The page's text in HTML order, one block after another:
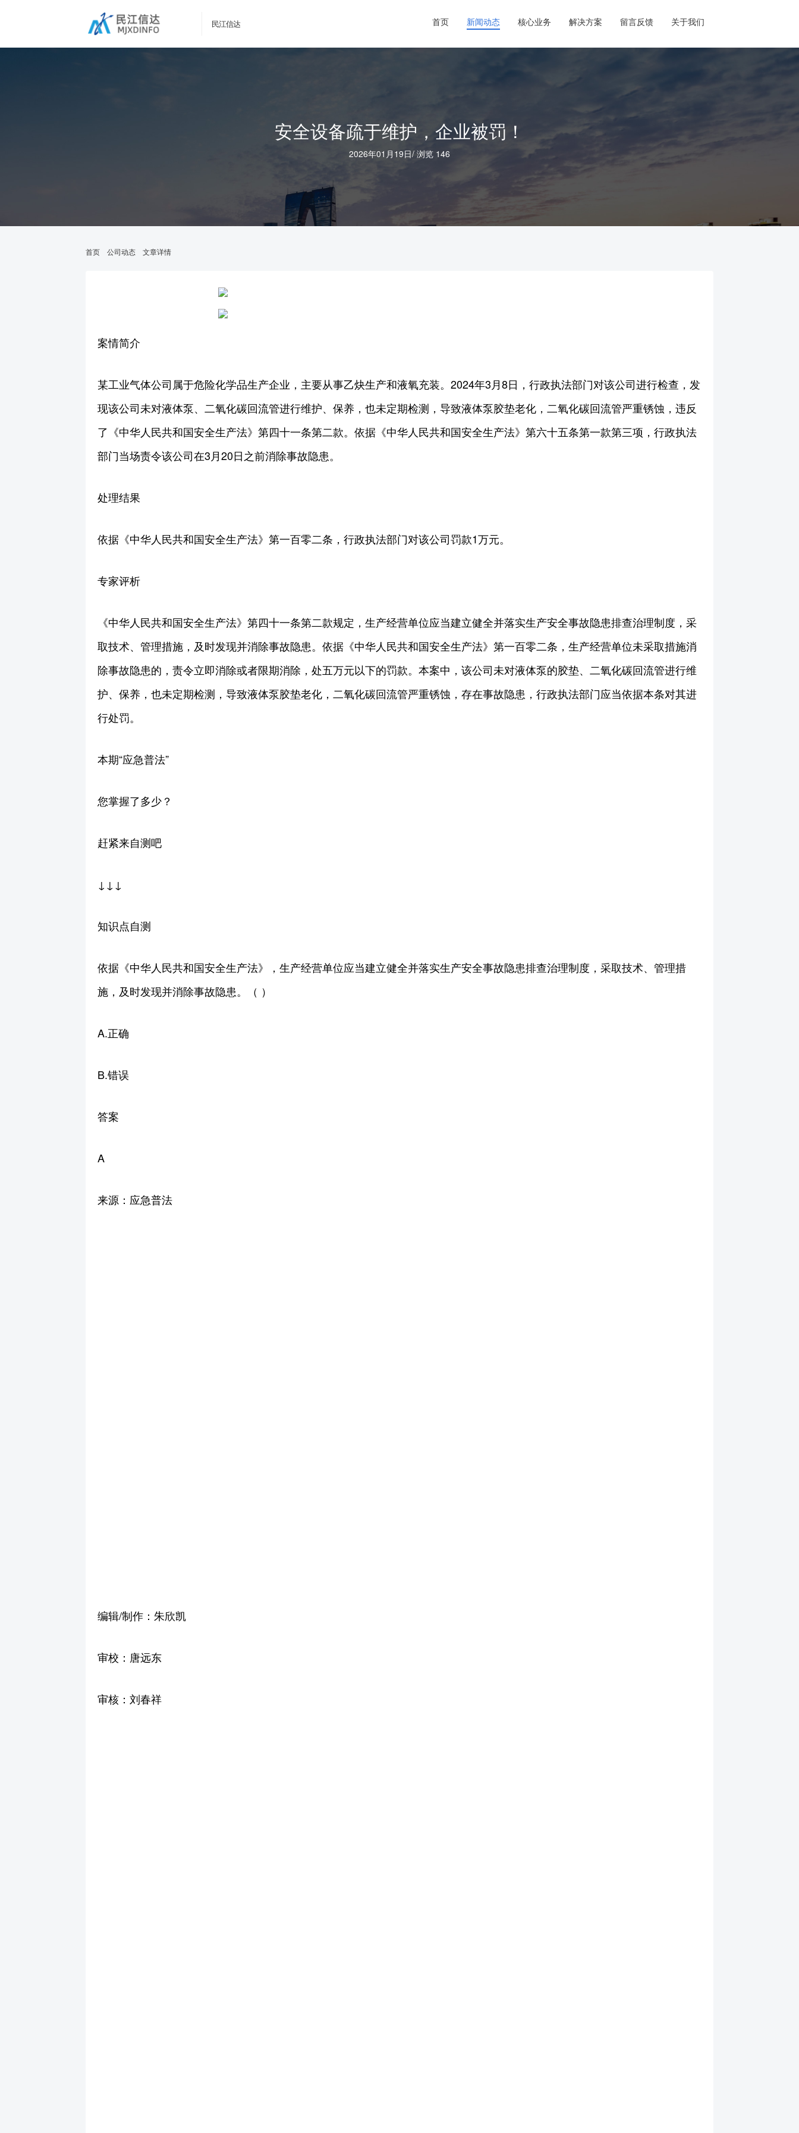
民江信达 首页 新闻动态 核心业务 解决方案 留言反馈 关于我们
安全设备疏于维护，企业被罚！
2026年01月19日/ 浏览 146
首页 公司动态 文章详情
案情简介
某工业气体公司属于危险化学品生产企业，主要从事乙炔生产和液氧充装。2024年3月8日，行政执法部门对该公司进行检查，发
现该公司未对液体泵、二氧化碳回流管进行维护、保养，也未定期检测，导致液体泵胶垫老化，二氧化碳回流管严重锈蚀，违反
了《中华人民共和国安全生产法》第四十一条第二款。依据《中华人民共和国安全生产法》第六十五条第一款第三项，行政执法
部门当场责令该公司在3月20日之前消除事故隐患。
处理结果
依据《中华人民共和国安全生产法》第一百零二条，行政执法部门对该公司罚款1万元。
专家评析
《中华人民共和国安全生产法》第四十一条第二款规定，生产经营单位应当建立健全并落实生产安全事故隐患排查治理制度，采
取技术、管理措施，及时发现并消除事故隐患。依据《中华人民共和国安全生产法》第一百零二条，生产经营单位未采取措施消
除事故隐患的，责令立即消除或者限期消除，处五万元以下的罚款。本案中，该公司未对液体泵的胶垫、二氧化碳回流管进行维
护、保养，也未定期检测，导致液体泵胶垫老化，二氧化碳回流管严重锈蚀，存在事故隐患，行政执法部门应当依据本条对其进
行处罚。
本期“应急普法”
您掌握了多少？
赶紧来自测吧
↓↓↓
知识点自测
依据《中华人民共和国安全生产法》，生产经营单位应当建立健全并落实生产安全事故隐患排查治理制度，采取技术、管理措
施，及时发现并消除事故隐患。（ ）
A.正确
B.错误
答案
A
来源：应急普法
编辑/制作：朱欣凯
审校：唐远东
审核：刘春祥